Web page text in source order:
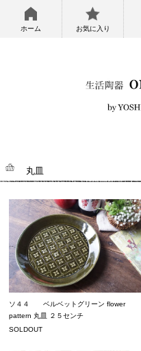
ホーム お気に入り
丸皿
ソ４４ ベルベットグリーン flower
pattern 丸皿 ２５センチ
SOLDOUT